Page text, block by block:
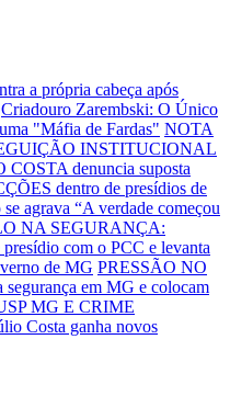
a própria cabeça após
Criadouro Zarembski: O Único
"Máfia de Fardas" NOTA
INSTITUCIONAL
COSTA denuncia suposta
dentro de presídios de
agrava “A verdade começou
NA SEGURANÇA:
com o PCC e levanta
de MG PRESSÃO NO
em MG e colocam
MG E CRIME
Costa ganha novos